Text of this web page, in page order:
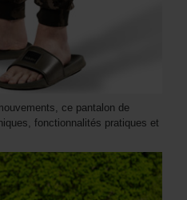
ce pantalon de
fonctionnalités pratiques et